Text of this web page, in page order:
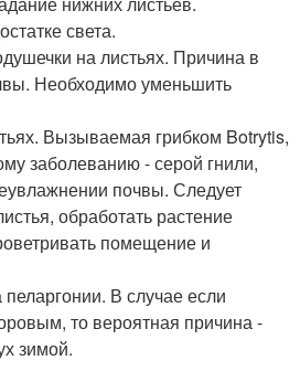
света.
на листьях. Причина в
Необходимо уменьшить
Вызываемая грибком Botrytis,
заболеванию - серой гнили,
почвы. Следует
обработать растение
помещение и
пеларгонии. В случае если
то вероятная причина -
зимой.